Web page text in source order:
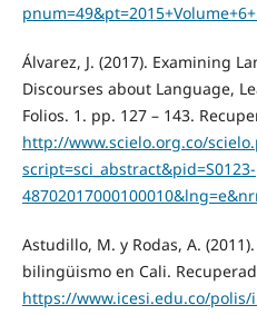
Álvarez, J. (2017). Examining
Discourses about Language,
Folios. 1. pp. 127 – 143.
http://www.scielo.org.co/
script=sci_abstract&pid=S0123-
Astudillo, M. y Rodas, A.
bilingüismo en Cali.
https://www.icesi.edu.co/